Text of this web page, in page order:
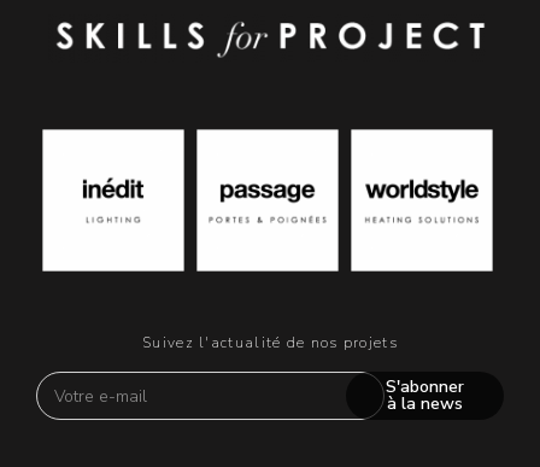
Suivez l'actualité de nos projets
S'abonner
à la news